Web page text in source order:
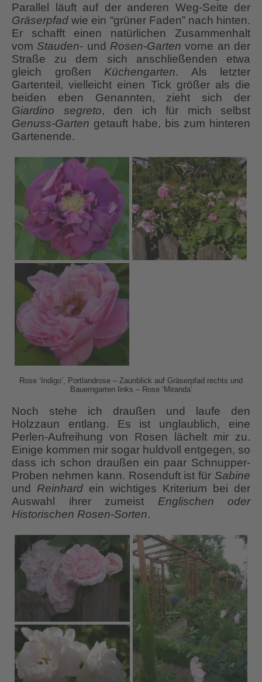
Parallel läuft auf der anderen Weg-Seite der
Gräserpfad wie ein “grüner Faden” nach hinten.
Er schafft einen natürlichen Zusammenhalt
vom Stauden- und Rosen-Garten vorne an der
Straße zu dem sich anschließenden etwa
gleich großen Küchengarten. Als letzter
Gartenteil, vielleicht einen Tick größer als die
beiden eben Genannten, zieht sich der
Giardino segreto, den ich für mich selbst
Genuss-Garten getauft habe, bis zum hinteren
Gartenende.
Rose ‘Indigo’, Portlandrose – Zaunblick auf Gräserpfad rechts und
Bauerngarten links – Rose ‘Miranda’
Noch stehe ich draußen und laufe den
Holzzaun entlang. Es ist unglaublich, eine
Perlen-Aufreihung von Rosen lächelt mir zu.
Einige kommen mir sogar huldvoll entgegen, so
dass ich schon draußen ein paar Schnupper-
Proben nehmen kann. Rosenduft ist für Sabine
und Reinhard ein wichtiges Kriterium bei der
Auswahl ihrer zumeist Englischen oder
Historischen Rosen-Sorten.